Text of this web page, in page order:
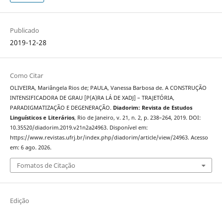
Publicado
2019-12-28
Como Citar
OLIVEIRA, Mariângela Rios de; PAULA, Vanessa Barbosa de. A CONSTRUÇÃO
INTENSIFICADORA DE GRAU [P(A)RA LÁ DE XADJ] – TRAJETÓRIA,
PARADIGMATIZAÇÃO E DEGENERAÇÃO. Diadorim: Revista de Estudos
Linguísticos e Literários, Rio de Janeiro, v. 21, n. 2, p. 238–264, 2019. DOI:
10.35520/diadorim.2019.v21n2a24963. Disponível em:
https://www.revistas.ufrj.br/index.php/diadorim/article/view/24963. Acesso
em: 6 ago. 2026.
Fomatos de Citação
Edição